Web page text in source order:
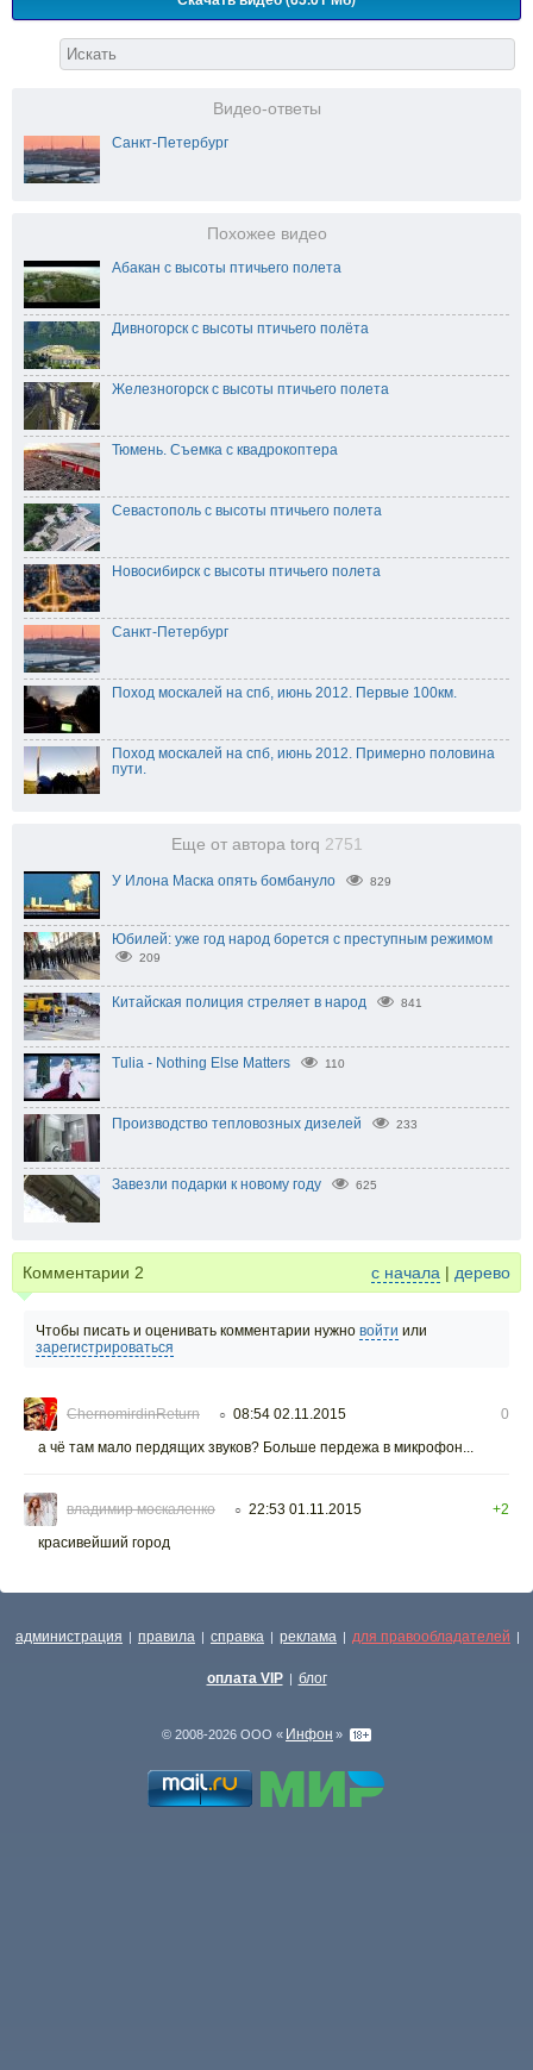
Видео-ответы
Санкт-Петербург
Похожее видео
Абакан с высоты птичьего полета
Дивногорск с высоты птичьего полёта
Железногорск с высоты птичьего полета
Тюмень. Съемка с квадрокоптера
Севастополь с высоты птичьего полета
Новосибирск с высоты птичьего полета
Санкт-Петербург
Поход москалей на спб, июнь 2012. Первые 100км.
Поход москалей на спб, июнь 2012. Примерно половина
пути.
Еще от автора torq 2751
У Илона Маска опять бомбануло 829
Юбилей: уже год народ борется с преступным режимом
209
Китайская полиция стреляет в народ 841
Tulia - Nothing Else Matters 110
Производство тепловозных дизелей 233
Завезли подарки к новому году 625
Комментарии 2 с начала | дерево
Чтобы писать и оценивать комментарии нужно войти или
зарегистрироваться
ChernomirdinReturn ○ 08:54 02.11.2015
0
а чё там мало пердящих звуков? Больше пердежа в микрофон...
владимир москаленко ○ 22:53 01.11.2015
+2
красивейший город
администрация | правила | справка | реклама | для правообладателей |
оплата VIP | блог
© 2008-2026 ООО « Инфон »